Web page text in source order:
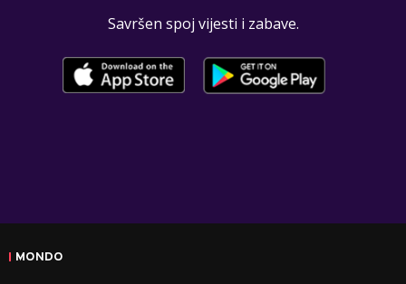
Savršen spoj vijesti i zabave.
MONDO